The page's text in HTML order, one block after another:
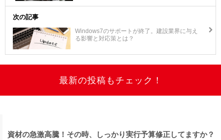
次の記事
Windows7のサポートが終了。建設業界に与え
る影響と対応策とは？
最新の投稿もチェック！
資材の急激高騰！その時、しっかり実行予算修正してますか？